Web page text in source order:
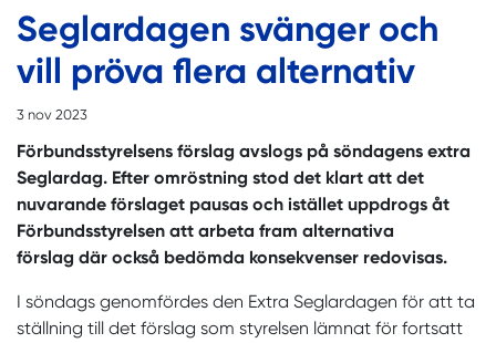
Seglardagen svänger och
vill pröva flera alternativ
3 nov 2023
Förbundsstyrelsens förslag avslogs på söndagens extra
Seglardag. Efter omröstning stod det klart att det
nuvarande förslaget pausas och istället uppdrogs åt
Förbundsstyrelsen att arbeta fram alternativa
förslag där också bedömda konsekvenser redovisas.
I söndags genomfördes den Extra Seglardagen för att ta
ställning till det förslag som styrelsen lämnat för fortsatt